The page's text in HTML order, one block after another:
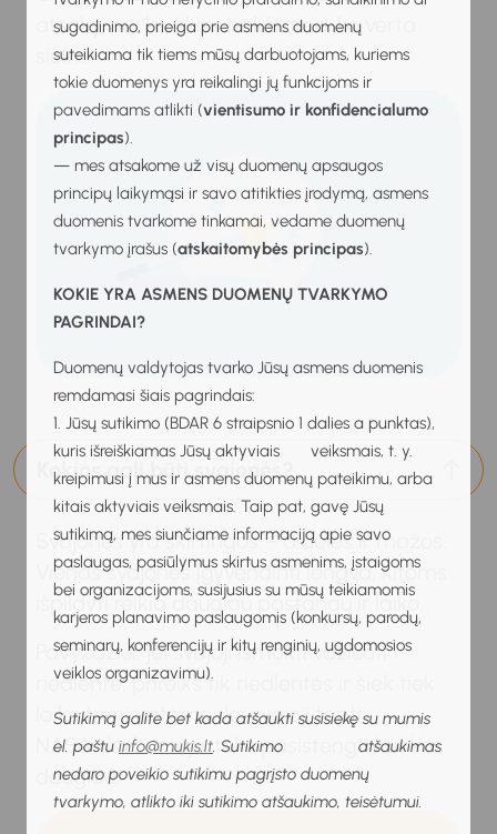
sugadinimo, prieiga prie asmens duomenų
suteikiama tik tiems mūsų darbuotojams, kuriems
tokie duomenys yra reikalingi jų funkcijoms ir
pavedimams atlikti (vientisumo ir konfidencialumo
principas).
— mes atsakome už visų duomenų apsaugos
principų laikymąsi ir savo atitikties įrodymą, asmens
duomenis tvarkome tinkamai, vedame duomenų
tvarkymo įrašus (atskaitomybės principas).
KOKIE YRA ASMENS DUOMENŲ TVARKYMO
PAGRINDAI?
Duomenų valdytojas tvarko Jūsų asmens duomenis
remdamasi šiais pagrindais:
1. Jūsų sutikimo (BDAR 6 straipsnio 1 dalies a punktas),
kuris išreiškiamas Jūsų aktyviais veiksmais, t. y.
kreipimusi į mus ir asmens duomenų pateikimu, arba
kitais aktyviais veiksmais. Taip pat, gavę Jūsų
sutikimą, mes siunčiame informaciją apie savo
paslaugas, pasiūlymus skirtus asmenims, įstaigoms
bei organizacijoms, susijusius su mūsų teikiamomis
karjeros planavimo paslaugomis (konkursų, parodų,
seminarų, konferencijų ir kitų renginių, ugdomosios
veiklos organizavimu).
Sutikimą galite bet kada atšaukti susisiekę su mumis
el. paštu info@mukis.lt. Sutikimo atšaukimas
nedaro poveikio sutikimu pagrįsto duomenų
tvarkymo, atlikto iki sutikimo atšaukimo, teisėtumui.
atsakymą, ko tikrai trokštame, ko verta
siekti.
Kokios gali būti svajonės?
Svajonės yra skirtingos – didelės ir mažos.
Vienas svajones įgyvendinti lengva, kitoms
išpildyti reikia daugiau pastangų ir laiko.
Pavyzdžiui, jei svajoji išmokti važiuoti
riedlente, prireiks tik riedlentės ir šiek tiek
laiko treniruotėms. Jei svajoji tapti
NASA darbuotoju, teks pasistengti kur kas
daugiau.